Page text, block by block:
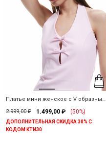
Платье мини женское с V образным
2.999,00 ₽ 1.499,00 ₽ (50%)
ДОПОЛНИТЕЛЬНАЯ СКИДКА 30% С
КОДОМ KTN30